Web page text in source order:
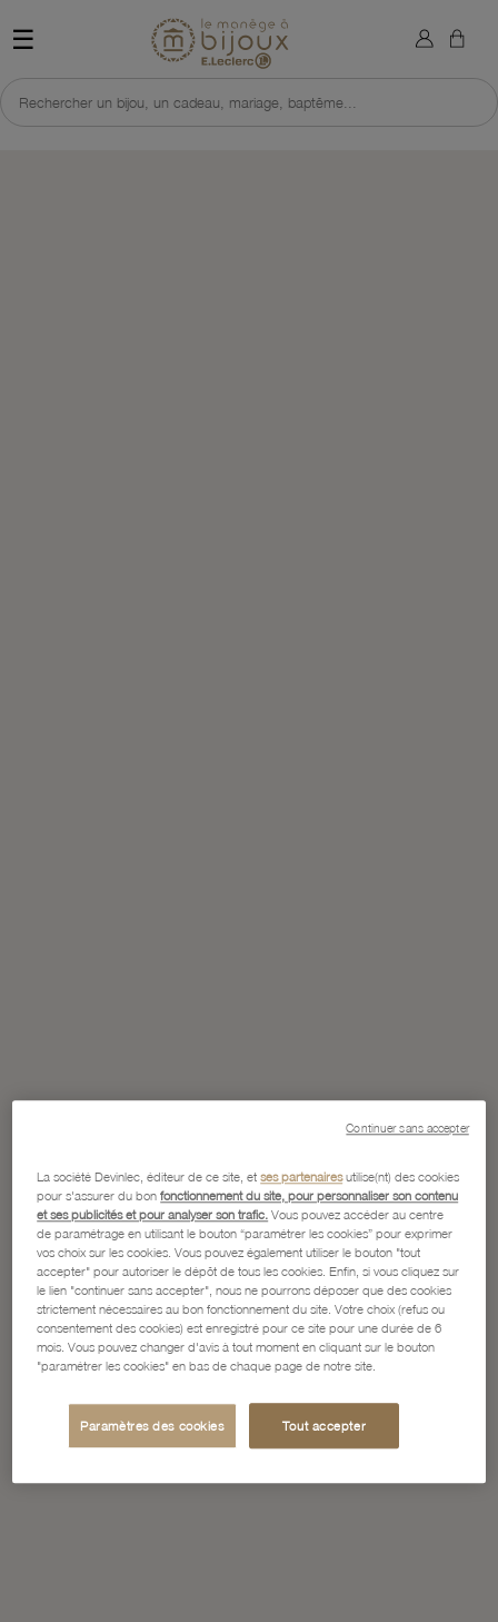
☰ Retour à l'accueil du site
Rechercher un bijou, un cadeau, mariage, baptême...
×
La société Devinlec, éditeur de ce site, etses partenairesutilise(nt) des cookies
pour s'assurer du bonfonctionnement du site, pour personnaliser son contenu
et ses publicités et pour analyser son trafic. Vous pouvez accéder au centre
de paramétrage en utilisant le bouton “paramétrer les cookies” pour exprimer
vos choix sur les cookies. Vous pouvez également utiliser le bouton "tout
accepter" pour autoriser le dépôt de tous les cookies. Enfin, si vous cliquez sur
le lien "continuer sans accepter", nous ne pourrons déposer que des cookies
strictement nécessaires au bon fonctionnement du site. Votre choix (refus ou
consentement des cookies) est enregistré pour ce site pour une durée de 6
mois. Vous pouvez changer d'avis à tout moment en cliquant sur le bouton
"paramétrer les cookies" en bas de chaque page de notre site.
Paramètres des cookies Tout accepter
Continuer sans accepter